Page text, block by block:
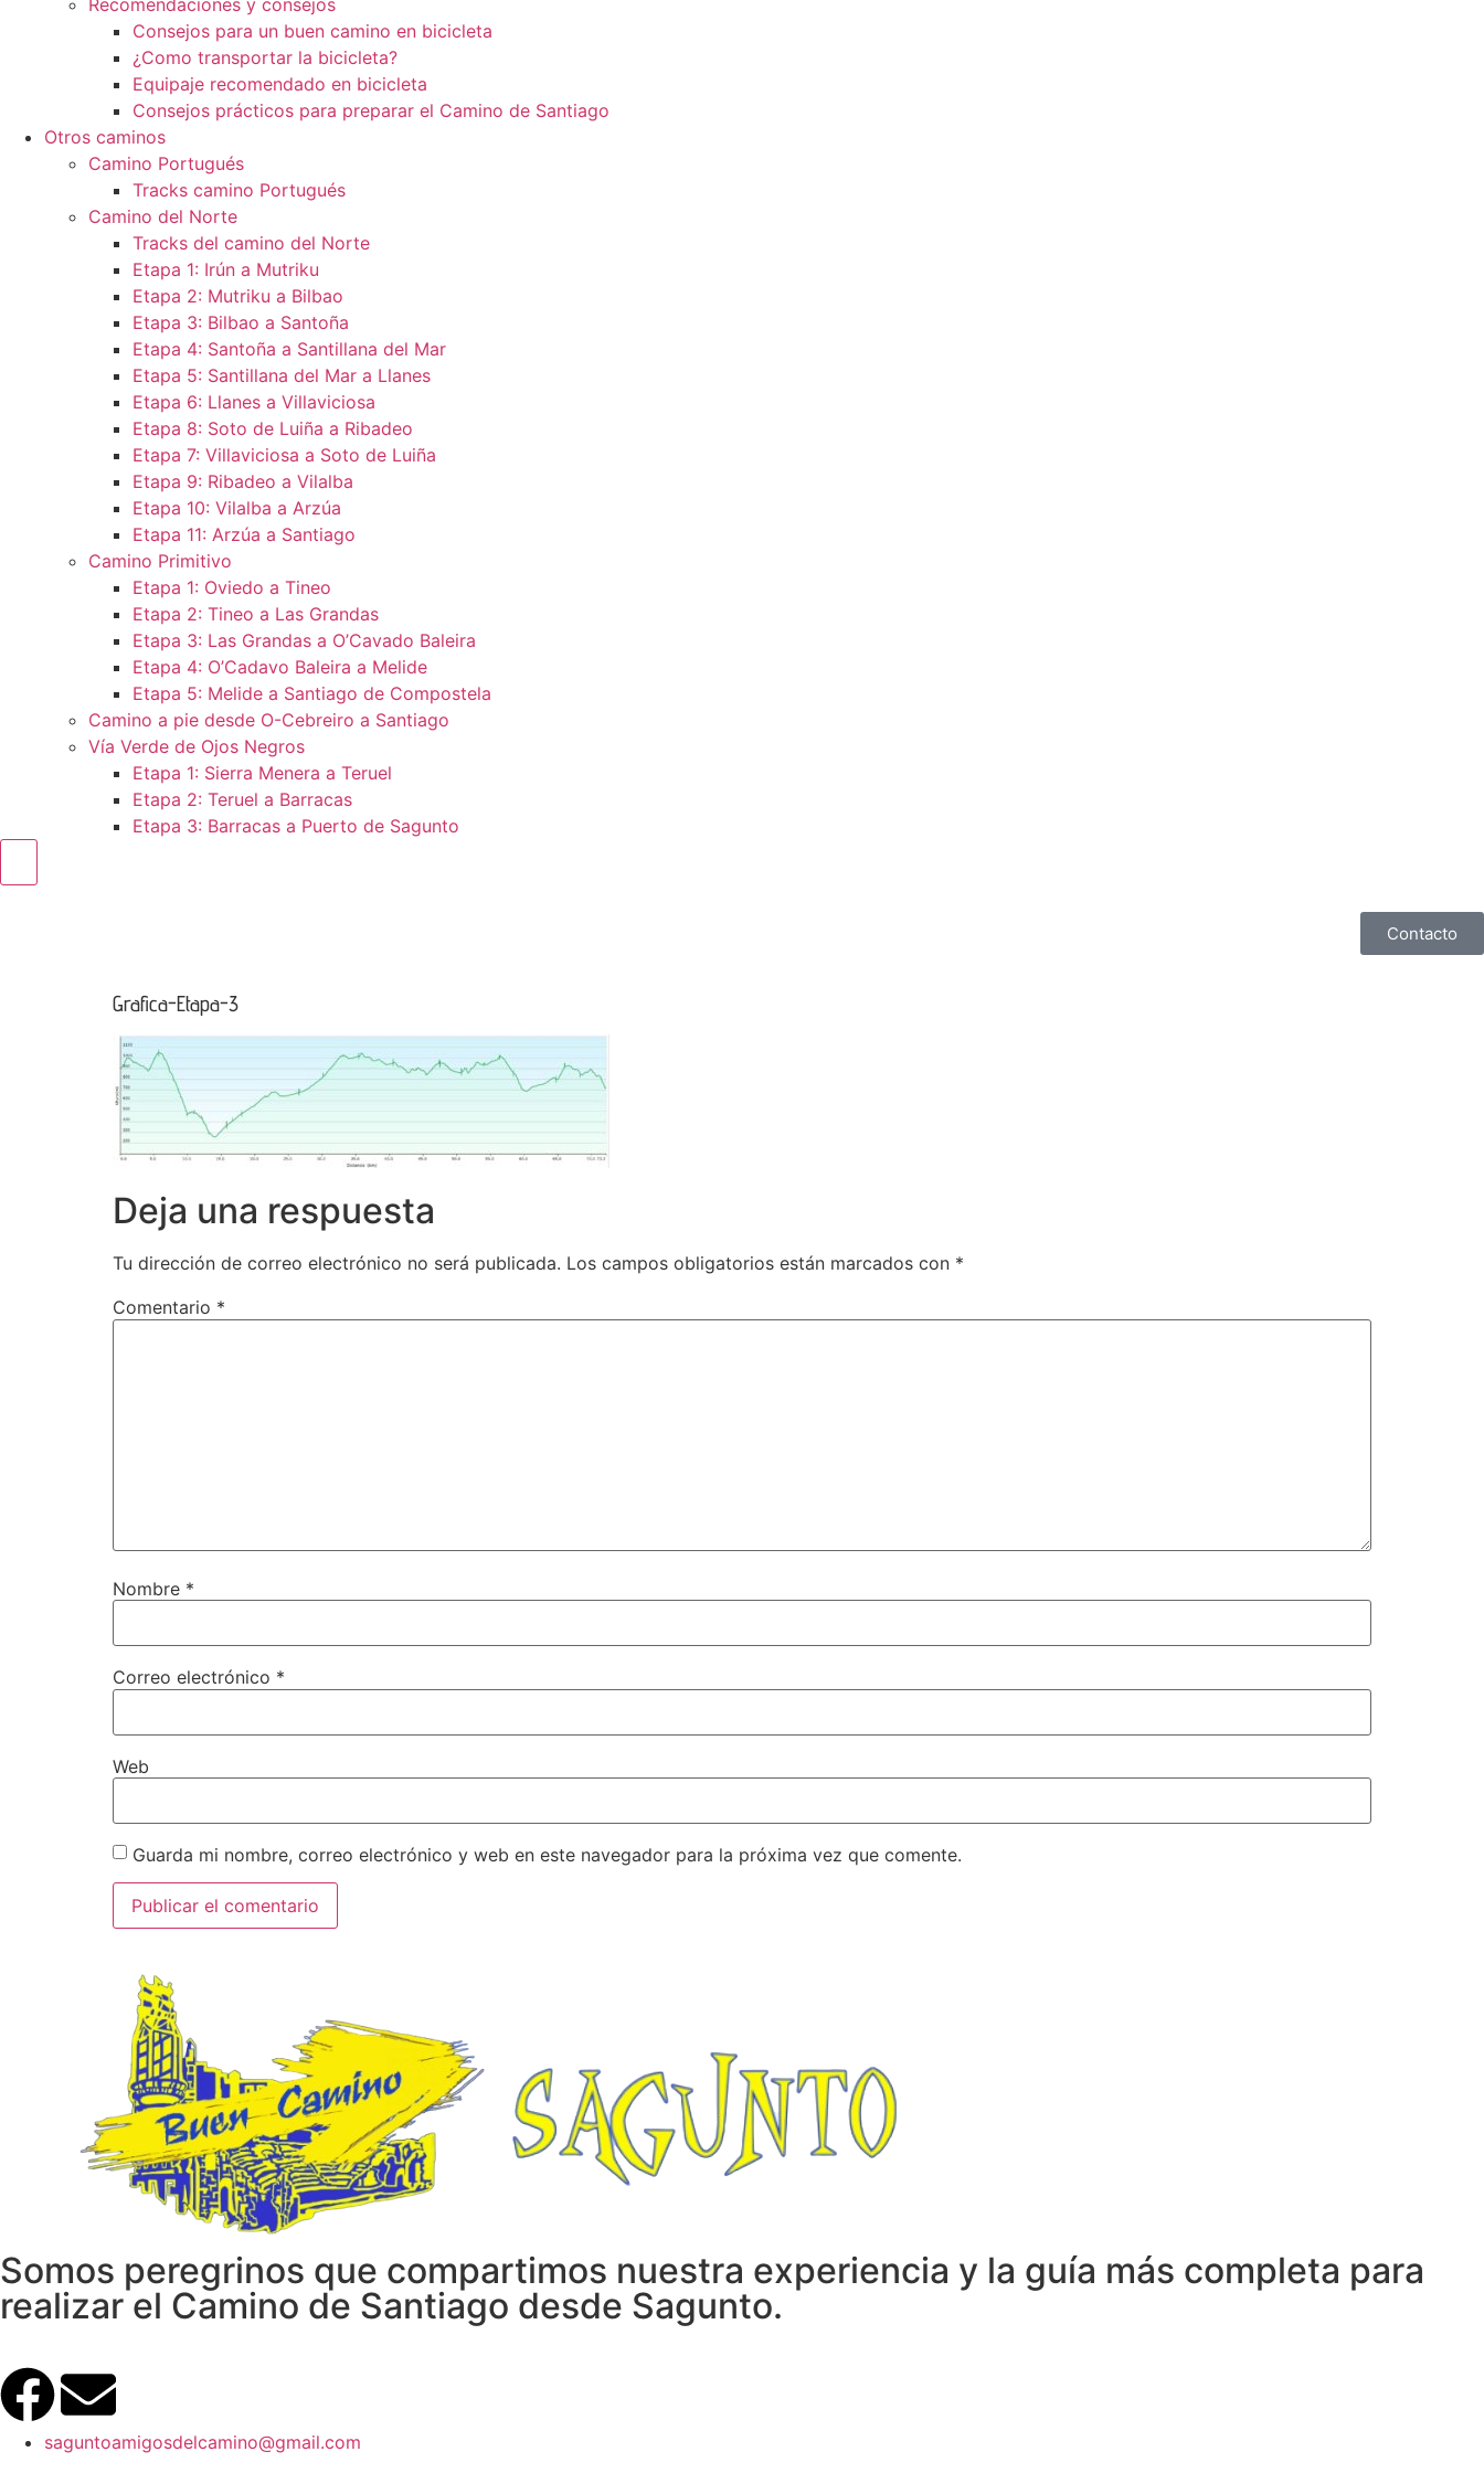
Recomendaciones y consejos
Consejos para un buen camino en bicicleta
¿Como transportar la bicicleta?
Equipaje recomendado en bicicleta
Consejos prácticos para preparar el Camino de Santiago
Otros caminos
Camino Portugués
Tracks camino Portugués
Camino del Norte
Tracks del camino del Norte
Etapa 1: Irún a Mutriku
Etapa 2: Mutriku a Bilbao
Etapa 3: Bilbao a Santoña
Etapa 4: Santoña a Santillana del Mar
Etapa 5: Santillana del Mar a Llanes
Etapa 6: Llanes a Villaviciosa
Etapa 8: Soto de Luiña a Ribadeo
Etapa 7: Villaviciosa a Soto de Luiña
Etapa 9: Ribadeo a Vilalba
Etapa 10: Vilalba a Arzúa
Etapa 11: Arzúa a Santiago
Camino Primitivo
Etapa 1: Oviedo a Tineo
Etapa 2: Tineo a Las Grandas
Etapa 3: Las Grandas a O’Cavado Baleira
Etapa 4: O’Cadavo Baleira a Melide
Etapa 5: Melide a Santiago de Compostela
Camino a pie desde O-Cebreiro a Santiago
Vía Verde de Ojos Negros
Etapa 1: Sierra Menera a Teruel
Etapa 2: Teruel a Barracas
Etapa 3: Barracas a Puerto de Sagunto
Contacto
Grafica-Etapa-3
Deja una respuesta
Tu dirección de correo electrónico no será publicada. Los campos obligatorios están marcados con *
Comentario *
Nombre *
Correo electrónico *
Web
Guarda mi nombre, correo electrónico y web en este navegador para la próxima vez que comente.
Somos peregrinos que compartimos nuestra experiencia y la guía más completa para
realizar el Camino de Santiago desde Sagunto.
saguntoamigosdelcamino@gmail.com